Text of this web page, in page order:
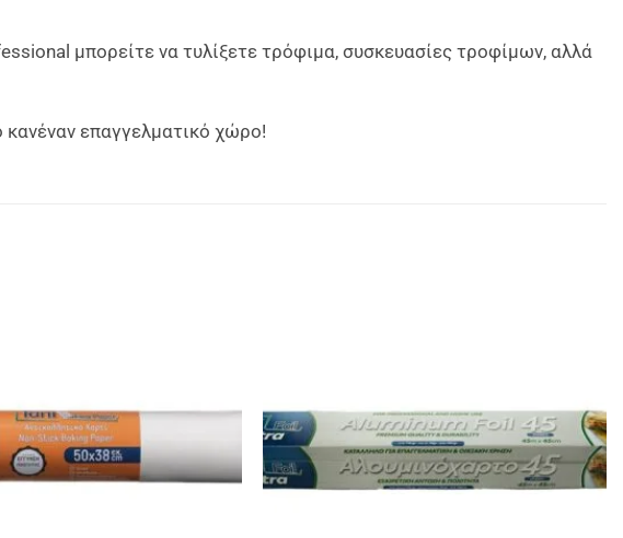
μπορείτε να τυλίξετε τρόφιμα, συσκευασίες τροφίμων, αλλά
κανέναν επαγγελματικό χώρο!